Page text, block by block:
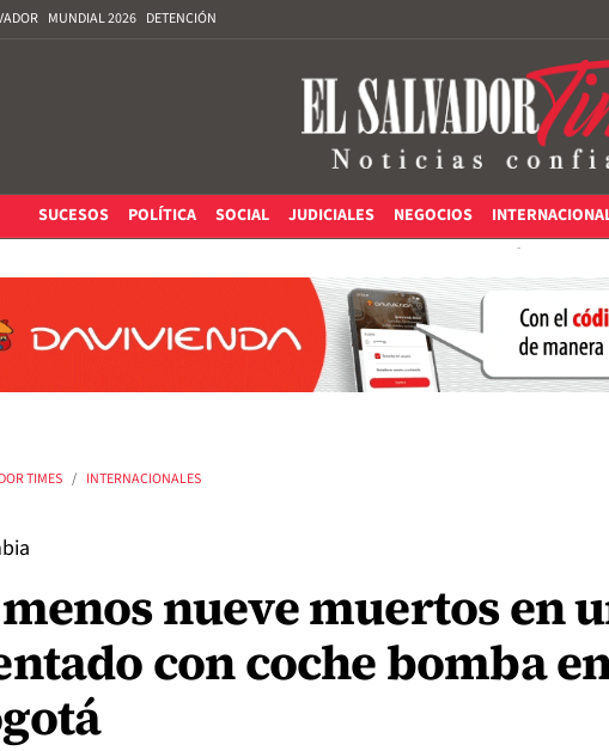
MUNDIAL 2026 DETENCIÓN
SUCESOS
POLÍTICA SOCIAL JUDICIALES NEGOCIOS
TIMES INTERNACIONALES
nueve muertos en
con coche bomba